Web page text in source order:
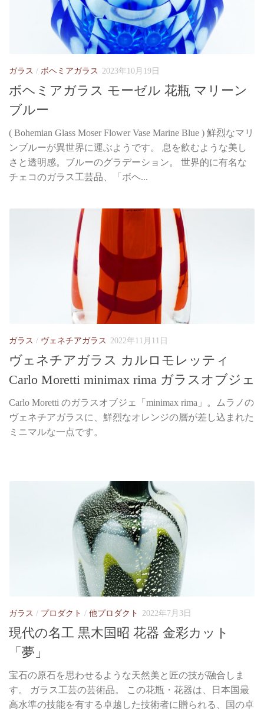
ガラス / ボヘミアガラス 2023年10月19日
ボヘミアガラス モーゼル 花瓶 マリーン
ブルー
( Bohemian Glass Moser Flower Vase Marine Blue ) 鮮烈なマリ
ンブルーが異世界に運ぶようです。 息を飲むような美し
さと透明感。ブルーのグラデーション。 世界的に有名な
チェコのガラス工芸品、「ボヘ...
ガラス / ヴェネチアガラス 2022年11月11日
ヴェネチアガラス カルロモレッティ
Carlo Moretti minimax rima ガラスオブジェ
Carlo Moretti のガラスオブジェ「minimax rima」。ムラノの
ヴェネチアガラスに、鮮烈なオレンジの層が差し込まれた
ミニマルな一点です。
ガラス / プロダクト / 他プロダクト 2022年7月3日
現代の名工 黒木国昭 花器 金彩カット
「夢」
宝石の原石を思わせるような天然美と匠の技が融合しま
す。 ガラス工芸の芸術品。 この花瓶・花器は、日本国最
高水準の技能を有する卓越した技術者に贈られる、国の卓